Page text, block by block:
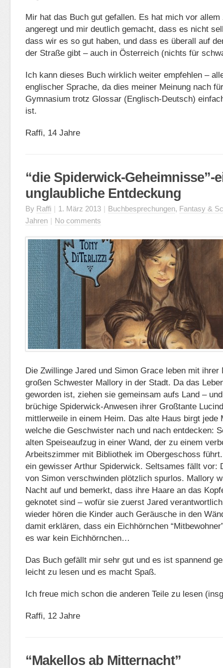
Mir hat das Buch gut gefallen. Es hat mich vor allem
angeregt und mir deutlich gemacht, dass es nicht
dass wir es so gut haben, und dass es überall auf
der Straße gibt – auch in Österreich (nichts für
Ich kann dieses Buch wirklich weiter empfehlen –
englischer Sprache, da dies meiner Meinung nach
Gymnasium trotz Glossar (Englisch-Deutsch)
ist.
Raffi, 14 Jahre
“die Spiderwick-Geheimnisse”-
unglaubliche Entdeckung
By Raffi | 1. März 2013 | Buchbesprechungen, Fantasy &
Jahren | No comments
Die Zwillinge Jared und Simon Grace leben mit ihrer
großen Schwester Mallory in der Stadt. Da das
geworden ist, ziehen sie gemeinsam aufs Land –
brüchige Spiderwick-Anwesen ihrer Großtante
mittlerweile in einem Heim. Das alte Haus birgt jede
welche die Geschwister nach und nach entdecken:
alten Speiseaufzug in einer Wand, der zu einem
Arbeitszimmer mit Bibliothek im Obergeschoss
ein gewisser Arthur Spiderwick. Seltsames fällt vor:
von Simon verschwinden plötzlich spurlos. Mallory
Nacht auf und bemerkt, dass ihre Haare an das
geknotet sind – wofür sie zuerst Jared
wieder hören die Kinder auch Geräusche in den
damit erklären, dass ein Eichhörnchen
es war kein Eichhörnchen…
Das Buch gefällt mir sehr gut und es ist spannend
leicht zu lesen und es macht Spaß.
Ich freue mich schon die anderen Teile zu lesen
Raffi, 12 Jahre
“Makellos ab Mitternacht”